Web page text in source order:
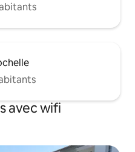
avec wifi